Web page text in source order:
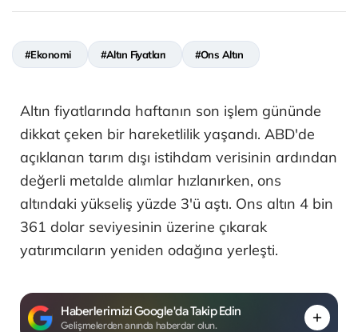
#Ekonomi #Altın Fiyatları #Ons Altın
Altın fiyatlarında haftanın son işlem gününde
dikkat çeken bir hareketlilik yaşandı. ABD'de
açıklanan tarım dışı istihdam verisinin ardından
değerli metalde alımlar hızlanırken, ons
altındaki yükseliş yüzde 3'ü aştı. Ons altın 4 bin
361 dolar seviyesinin üzerine çıkarak
yatırımcıların yeniden odağına yerleşti.
Haberlerimizi Google'da Takip Edin
Gelişmelerden anında haberdar olun.